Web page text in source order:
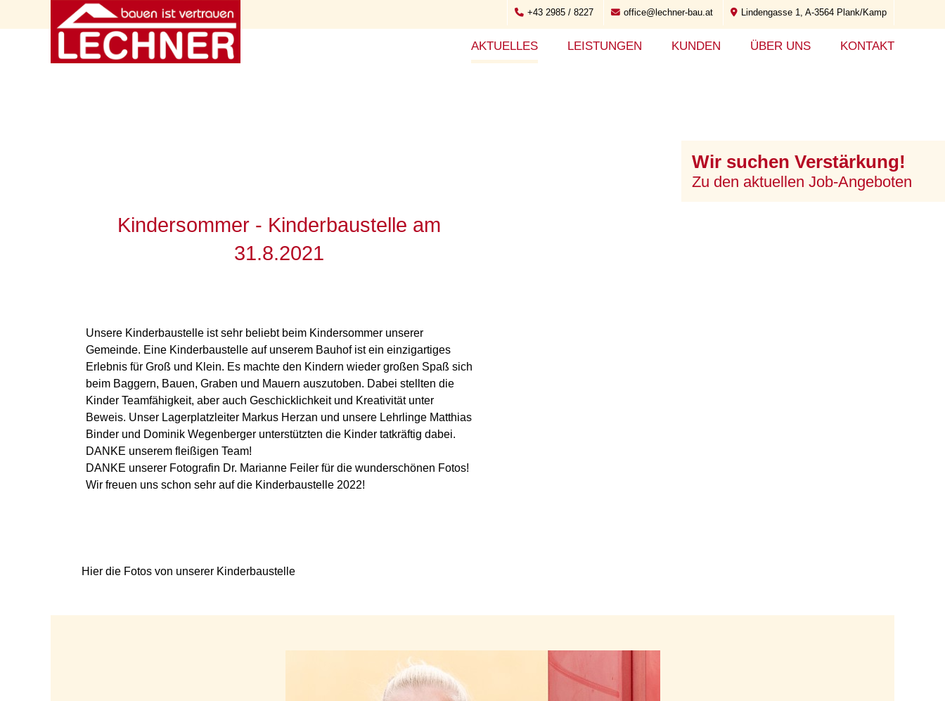
+43 2985 / 8227 office@lechner-bau.at Lindengasse 1, A-3564 Plank/Kamp
AKTUELLES LEISTUNGEN KUNDEN ÜBER UNS KONTAKT
Wir suchen Verstärkung!
Zu den aktuellen Job-Angeboten
Kindersommer - Kinderbaustelle am
31.8.2021
Unsere Kinderbaustelle ist sehr beliebt beim Kindersommer unserer
Gemeinde. Eine Kinderbaustelle auf unserem Bauhof ist ein einzigartiges
Erlebnis für Groß und Klein. Es machte den Kindern wieder großen Spaß sich
beim Baggern, Bauen, Graben und Mauern auszutoben. Dabei stellten die
Kinder Teamfähigkeit, aber auch Geschicklichkeit und Kreativität unter
Beweis. Unser Lagerplatzleiter Markus Herzan und unsere Lehrlinge Matthias
Binder und Dominik Wegenberger unterstützten die Kinder tatkräftig dabei.
DANKE unserem fleißigen Team!
DANKE unserer Fotografin Dr. Marianne Feiler für die wunderschönen Fotos!
Wir freuen uns schon sehr auf die Kinderbaustelle 2022!
Hier die Fotos von unserer Kinderbaustelle